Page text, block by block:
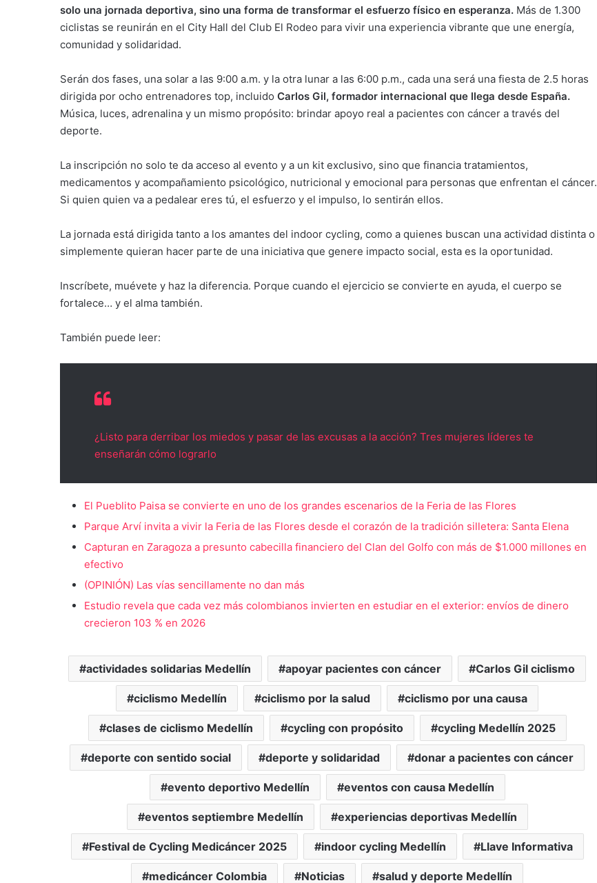
solo una jornada deportiva, sino una forma de transformar el esfuerzo físico en esperanza. Más de 1.300
ciclistas se reunirán en el City Hall del Club El Rodeo para vivir una experiencia vibrante que une energía,
comunidad y solidaridad.
Serán dos fases, una solar a las 9:00 a.m. y la otra lunar a las 6:00 p.m., cada una será una fiesta de 2.5 horas
dirigida por ocho entrenadores top, incluido Carlos Gil, formador internacional que llega desde España.
Música, luces, adrenalina y un mismo propósito: brindar apoyo real a pacientes con cáncer a través del
deporte.
La inscripción no solo te da acceso al evento y a un kit exclusivo, sino que financia tratamientos,
medicamentos y acompañamiento psicológico, nutricional y emocional para personas que enfrentan el cáncer.
Si quien quien va a pedalear eres tú, el esfuerzo y el impulso, lo sentirán ellos.
La jornada está dirigida tanto a los amantes del indoor cycling, como a quienes buscan una actividad distinta o
simplemente quieran hacer parte de una iniciativa que genere impacto social, esta es la oportunidad.
Inscríbete, muévete y haz la diferencia. Porque cuando el ejercicio se convierte en ayuda, el cuerpo se
fortalece… y el alma también.
También puede leer:
¿Listo para derribar los miedos y pasar de las excusas a la acción? Tres mujeres líderes te
enseñarán cómo lograrlo
El Pueblito Paisa se convierte en uno de los grandes escenarios de la Feria de las Flores
Parque Arví invita a vivir la Feria de las Flores desde el corazón de la tradición silletera: Santa Elena
Capturan en Zaragoza a presunto cabecilla financiero del Clan del Golfo con más de $1.000 millones en
efectivo
(OPINIÓN) Las vías sencillamente no dan más
Estudio revela que cada vez más colombianos invierten en estudiar en el exterior: envíos de dinero
crecieron 103 % en 2026
actividades solidarias Medellín apoyar pacientes con cáncer Carlos Gil ciclismo
ciclismo Medellín ciclismo por la salud ciclismo por una causa
clases de ciclismo Medellín cycling con propósito cycling Medellín 2025
deporte con sentido social deporte y solidaridad donar a pacientes con cáncer
evento deportivo Medellín eventos con causa Medellín
eventos septiembre Medellín experiencias deportivas Medellín
Festival de Cycling Medicáncer 2025 indoor cycling Medellín Llave Informativa
medicáncer Colombia Noticias salud y deporte Medellín